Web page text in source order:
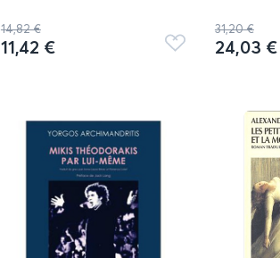
14,82 €
11,42 €
Ajouter
31,20 €
24,03 €